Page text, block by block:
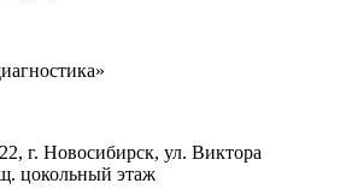
г. Новосибирск, ул. Виктора
цокольный этаж